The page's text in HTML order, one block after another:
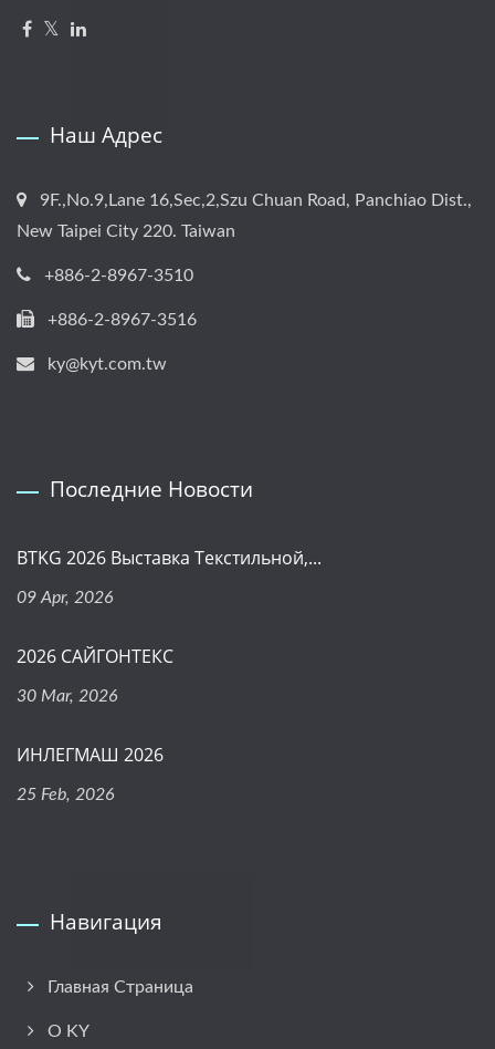
Наш Адрес
9F.,No.9,Lane 16,Sec,2,Szu Chuan Road, Panchiao Dist.,
New Taipei City 220. Taiwan
+886-2-8967-3510
+886-2-8967-3516
ky@kyt.com.tw
Последние Новости
BTKG 2026 Выставка Текстильной,...
09 Apr, 2026
2026 САЙГОНТЕКС
30 Mar, 2026
ИНЛЕГМАШ 2026
25 Feb, 2026
Навигация
Главная Страница
О KY